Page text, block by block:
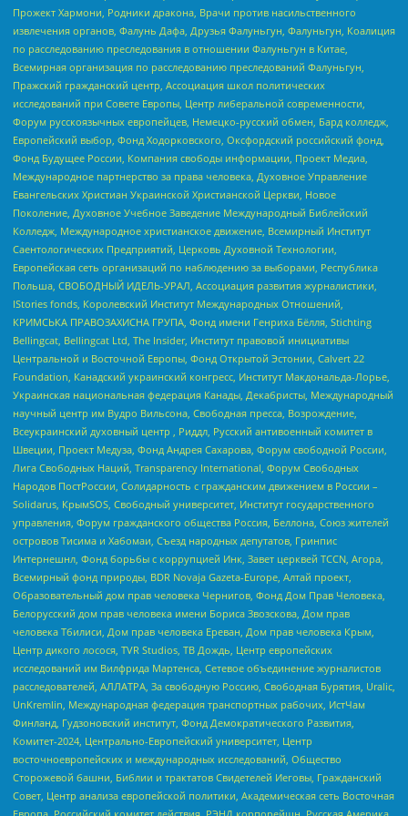
Прожект Хармони, Родники дракона, Врачи против насильственного
извлечения органов, Фалунь Дафа, Друзья Фалуньгун, Фалуньгун, Коалиция
по расследованию преследования в отношении Фалуньгун в Китае,
Всемирная организация по расследованию преследований Фалуньгун,
Пражский гражданский центр, Ассоциация школ политических
исследований при Совете Европы, Центр либеральной современности,
Форум русскоязычных европейцев, Немецко-русский обмен, Бард колледж,
Европейский выбор, Фонд Ходорковского, Оксфордский российский фонд,
Фонд Будущее России, Компания свободы информации, Проект Медиа,
Международное партнерство за права человека, Духовное Управление
Евангельских Христиан Украинской Христианской Церкви, Новое
Поколение, Духовное Учебное Заведение Международный Библейский
Колледж, Международное христианское движение, Всемирный Институт
Саентологических Предприятий, Церковь Духовной Технологии,
Европейская сеть организаций по наблюдению за выборами, Республика
Польша, СВОБОДНЫЙ ИДЕЛЬ-УРАЛ, Ассоциация развития журналистики,
IStories fonds, Королевский Институт Международных Отношений,
КРИМСЬКА ПРАВОЗАХИСНА ГРУПА, Фонд имени Генриха Бёлля, Stichting
Bellingcat, Bellingcat Ltd, The Insider, Институт правовой инициативы
Центральной и Восточной Европы, Фонд Открытой Эстонии, Calvert 22
Foundation, Канадский украинский конгресс, Институт Макдональда-Лорье,
Украинская национальная федерация Канады, Декабристы, Международный
научный центр им Вудро Вильсона, Свободная пресса, Возрождение,
Всеукраинский духовный центр , Риддл, Русский антивоенный комитет в
Швеции, Проект Медуза, Фонд Андрея Сахарова, Форум свободной России,
Лига Свободных Наций, Transparеncy International, Форум Свободных
Народов ПостРоссии, Солидарность с гражданским движением в России –
Solidarus, КрымSOS, Свободный университет, Институт государственного
управления, Форум гражданского общества Россия, Беллона, Союз жителей
островов Тисима и Хабомаи, Съезд народных депутатов, Гринпис
Интернешнл, Фонд борьбы с коррупцией Инк, Завет церквей TCCN, Агора,
Всемирный фонд природы, BDR Novaja Gazeta-Europe, Алтай проект,
Образовательный дом прав человека Чернигов, Фонд Дом Прав Человека,
Белорусский дом прав человека имени Бориса Звозскова, Дом прав
человека Тбилиси, Дом прав человека Ереван, Дом прав человека Крым,
Центр дикого лосося, TVR Studios, ТВ Дождь, Центр европейских
исследований им Вилфрида Мартенса, Сетевое объединение журналистов
расследователей, АЛЛАТРА, За свободную Россию, Свободная Бурятия, Uralic,
UnKremlin, Международная федерация транспортных рабочих, ИстЧам
Финланд, Гудзоновский институт, Фонд Демократического Развития,
Комитет-2024, Центрально-Европейский университет, Центр
восточноевропейских и международных исследований, Общество
Сторожевой башни, Библии и трактатов Свидетелей Иеговы, Гражданский
Совет, Центр анализа европейской политики, Академическая сеть Восточная